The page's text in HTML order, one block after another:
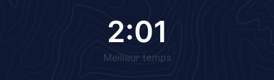
2:01
Meilleur temps